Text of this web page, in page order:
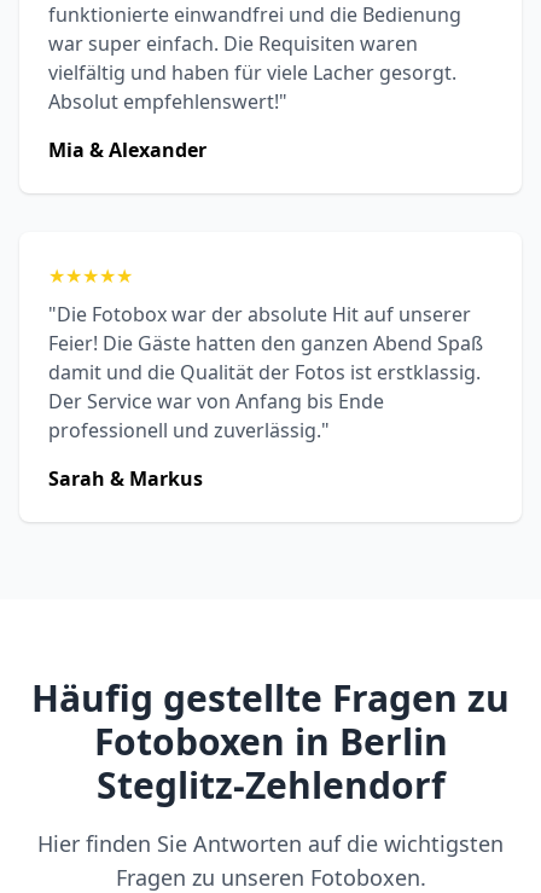
funktionierte einwandfrei und die Bedienung
war super einfach. Die Requisiten waren
vielfältig und haben für viele Lacher gesorgt.
Absolut empfehlenswert!"
Mia & Alexander
★★★★★
"Die Fotobox war der absolute Hit auf unserer
Feier! Die Gäste hatten den ganzen Abend Spaß
damit und die Qualität der Fotos ist erstklassig.
Der Service war von Anfang bis Ende
professionell und zuverlässig."
Sarah & Markus
Häufig gestellte Fragen zu
Fotoboxen in Berlin
Steglitz-Zehlendorf
Hier finden Sie Antworten auf die wichtigsten
Fragen zu unseren Fotoboxen.